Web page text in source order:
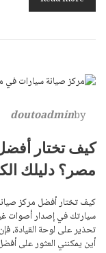
by
doutoadmin
كيف تختار
مصر؟ دليلك
سيارتك في إصدار أصوات
تحذير على لوحة القيادة،
أين يمكنني العثور على